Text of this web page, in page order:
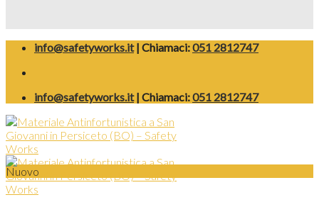
info@safetyworks.it| Chiamaci:051 2812747
info@safetyworks.it| Chiamaci:051 2812747
Nuovo